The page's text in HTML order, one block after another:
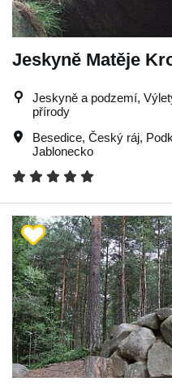
Jeskyně Matěje
Jeskyně a podzemí,
přírody
Besedice, Český ráj,
Jablonecko